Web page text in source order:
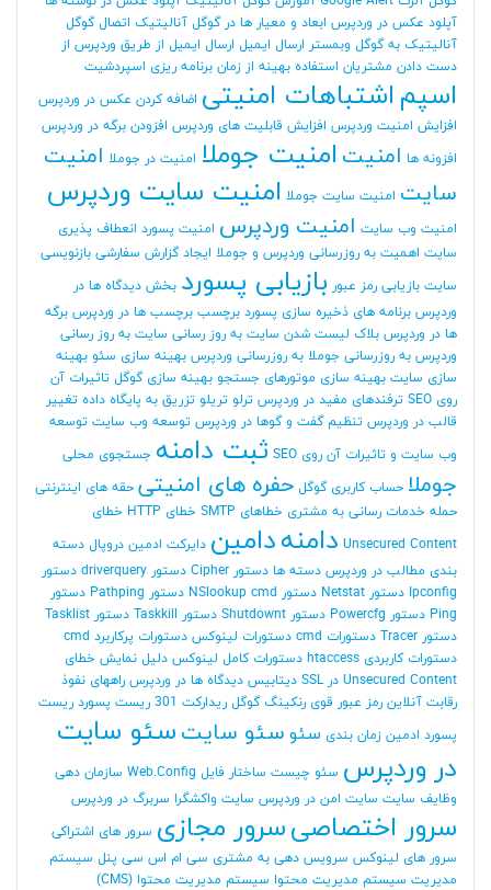
آپلود عکس در وردپرس ابعاد و معیار ها در گوگل آنالیتیک اتصال گوگل
آنالیتیک به گوگل وبمستر ارسال ایمیل ارسال ایمیل از طریق وردپرس از
دست دادن مشتریان استفاده بهینه از زمان برنامه ریزی اسپردشیت
اسپم اشتباهات امنیتی اضافه کردن عکس در وردپرس
افزایش امنیت وردپرس افزایش قابلیت های وردپرس افزودن برگه در وردپرس
افزونه ها امنیت امنیت جوملا امنیت در جوملا امنیت
سایت امنیت سایت جوملا امنیت سایت وردپرس
امنیت وب سایت امنیت وردپرس امنیت پسورد انعطاف پذیری
سایت اهمیت به روزرسانی وردپرس و جوملا ایجاد گزارش سفارشی بازنویسی
سایت بازیابی رمز عبور بازیابی پسورد بخش دیدگاه ها در
وردپرس برنامه های ذخیره سازی پسورد برچسب برچسب ها در وردپرس برگه
ها در وردپرس بلاک لیست شدن سایت به روز رسانی سایت به روز رسانی
وردپرس به روزرسانی جوملا به روزرسانی وردپرس بهینه سازی سئو بهینه
سازی سایت بهینه سازی موتورهای جستجو بهینه سازی گوگل تاثیرات آن
روی SEO
ترفندهای مفید در وردپرس ترلو تریلو تزریق به پایگاه داده تغییر
قالب در وردپرس تنظیم گفت و گوها در وردپرس توسعه وب سایت توسعه
وب سایت و تاثیرات آن روی SEO
ثبت دامنه جستجوی محلی
جوملا حساب کاربری گوگل حفره های امنیتی حقه های اینترنتی
حمله خدمات رسانی به مشتری خطاهای SMTP خطای HTTP
خطای
Unsecured Content دامنهدامین دایرکت ادمین دروپال دسته
بندی مطالب در وردپرس دسته ها دستور Cipher دستور driverquery
دستور
Ipconfig دستور Netstat دستور NSlookup cmd دستور Pathping
دستور
Ping دستور Powercfg دستور Shutdownt دستور Taskkill
دستور Tasklist
دستور Tracer
دستورات cmd دستورات لینوکس دستورات پرکاربرد cmd
دستورات کاربردی htaccess
دستورات کامل لینوکس دلیل نمایش خطای
Unsecured Content در SSL
دیتابیس دیدگاه ها در وردپرس راههای نفوذ
رقابت آنلاین رمز عبور قوی رنکینگ گوگل ریدارکت 301 ریست پسورد ریست
پسورد ادمین زمان بندی سئو سئو سایت سئو سایت
در وردپرس سئو چیست ساختار فایل Web.Config
سازمان دهی
وظایف سایت سایت امن در وردپرس سایت واکشگرا سربرگ در وردپرس
سرور اختصاصیسرور مجازی سرور های اشتراکی
سرور های لینوکس سرویس دهی به مشتری سی ام اس سی پنل سیستم
مدیریت سیستم مدیریت محتوا سیستم مدیریت محتوا (CMS)